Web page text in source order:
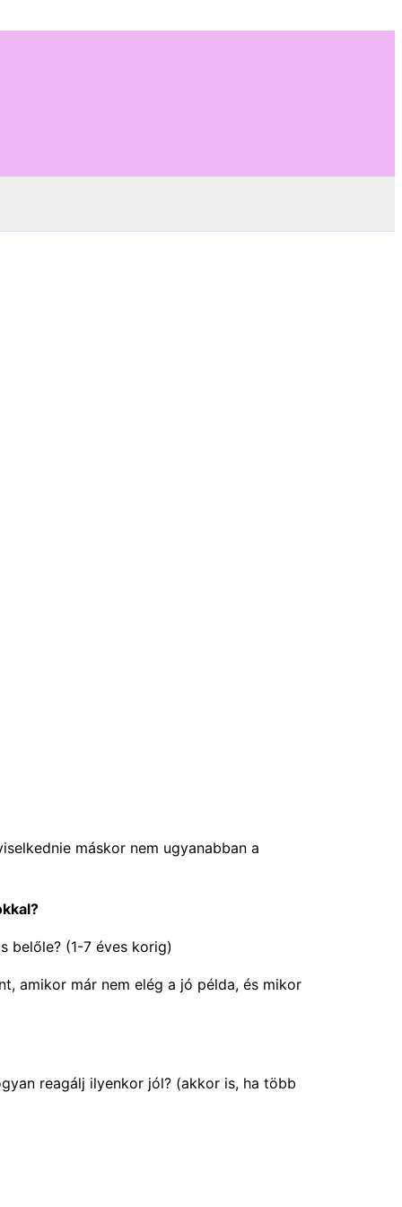
máskor nem ugyanabban a
belőle? (1-7 éves korig)
amikor már nem elég a jó példa, és mikor
reagálj ilyenkor jól? (akkor is, ha több